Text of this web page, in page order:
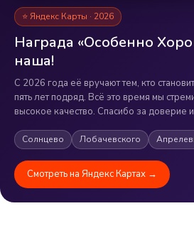
⭐ Яндекс Карты · 2026
Награда «Особенно
наша!
С 2026 года её вручают тем, кто
пять лет подряд. Всё это время мы
высокое качество. Спасибо за доверие
Солнцево Лобачевского
Смотреть на Яндекс Картах →